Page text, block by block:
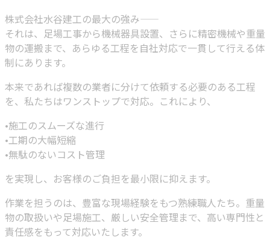
株式会社水谷建工の最大の強み——
それは、足場工事から機械器具設置、さらに精密機械や重量
物の運搬まで、あらゆる工程を自社対応で一貫して行える体
制にあります。
本来であれば複数の業者に分けて依頼する必要のある工程
を、私たちはワンストップで対応。これにより、
•施工のスムーズな進行
•工期の大幅短縮
•無駄のないコスト管理
を実現し、お客様のご負担を最小限に抑えます。
作業を担うのは、豊富な現場経験をもつ熟練職人たち。重量
物の取扱いや足場施工、厳しい安全管理まで、高い専門性と
責任感をもって対応いたします。